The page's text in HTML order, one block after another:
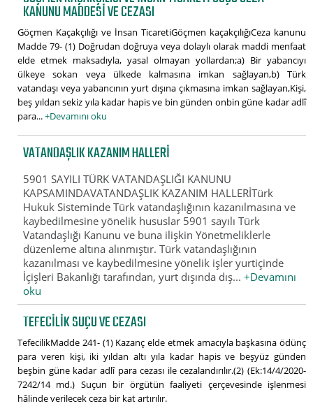
KANUNU MADDESI VE CEZASI
Göçmen Kaçakçılığı ve İnsan TicaretiGöçmen kaçakçılığıCeza kanunu
Madde 79- (1) Doğrudan doğruya veya dolaylı olarak maddi menfaat
elde etmek maksadıyla, yasal olmayan yollardan;a) Bir yabancıyı
ülkeye sokan veya ülkede kalmasına imkan sağlayan,b) Türk
vatandaşı veya yabancının yurt dışına çıkmasına imkan sağlayan,Kişi,
beş yıldan sekiz yıla kadar hapis ve bin günden onbin güne kadar adlî
para...+Devamını oku
VATANDAŞLIK KAZANIM HALLERİ
5901 SAYILI TÜRK VATANDAŞLIĞI KANUNU
KAPSAMINDAVATANDAŞLIK KAZANIM HALLERİTürk
Hukuk Sisteminde Türk vatandaşlığının kazanılmasına ve
kaybedilmesine yönelik hususlar 5901 sayılı Türk
Vatandaşlığı Kanunu ve buna ilişkin Yönetmeliklerle
düzenleme altına alınmıştır. Türk vatandaşlığının
kazanılması ve kaybedilmesine yönelik işler yurtiçinde
İçişleri Bakanlığı tarafından, yurt dışında dış...+Devamını
oku
TEFECILIK SUÇU VE CEZASI
TefecilikMadde 241- (1) Kazanç elde etmek amacıyla başkasına ödünç
para veren kişi, iki yıldan altı yıla kadar hapis ve beşyüz günden
beşbin güne kadar adlî para cezası ile cezalandırılır.(2) (Ek:14/4/2020-
7242/14 md.) Suçun bir örgütün faaliyeti çerçevesinde işlenmesi
hâlinde verilecek ceza bir kat artırılır.